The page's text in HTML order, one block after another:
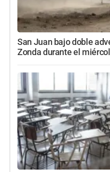
San Juan bajo doble
Zonda durante el